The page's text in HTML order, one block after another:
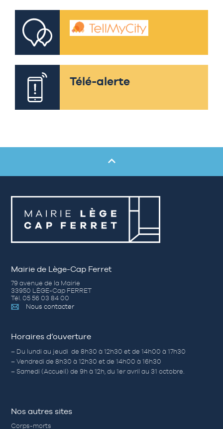
Télé-alerte
Mairie de Lège-Cap Ferret
79 avenue de la Mairie
33950 LÈGE-Cap FERRET
Tél. 05 56 03 84 00
Nous contacter
Horaires d’ouverture
– Du lundi au jeudi de 8h30 à 12h30 et de 14h00 à 17h30
– Vendredi de 8h30 à 12h30 et de 14h00 à 16h30
– Samedi (Accueil) de 9h à 12h, du 1er avril au 31 octobre.
Nos autres sites
Corps-morts